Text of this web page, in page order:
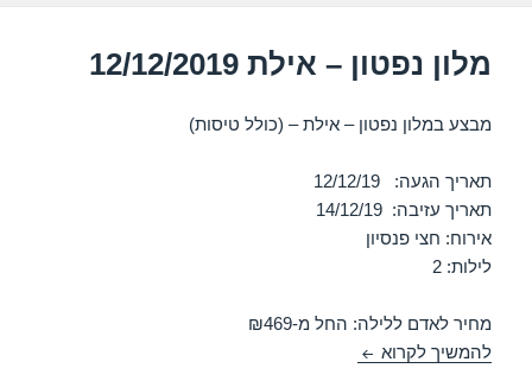
מלון נפטון – אילת 12/12/2019
מבצע במלון נפטון – אילת – (כולל טיסות)
תאריך הגעה: 12/12/19
תאריך עזיבה: 14/12/19
אירוח: חצי פנסיון
לילות: 2
מחיר לאדם ללילה: החל מ-₪469
להמשיך לקרוא מלון נפטון – אילת 12/12/2019